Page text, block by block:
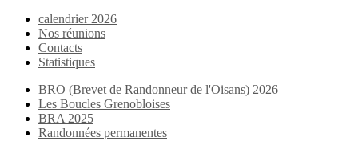
calendrier 2026
Nos réunions
Contacts
Statistiques
BRO (Brevet de Randonneur de l'Oisans) 2026
Les Boucles Grenobloises
BRA 2025
Randonnées permanentes